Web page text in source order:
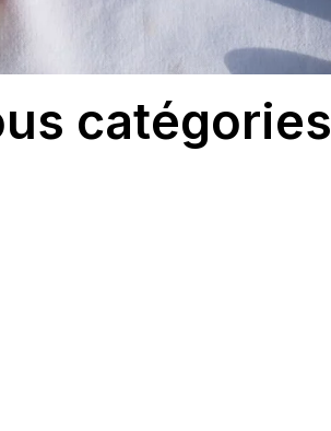
catégories